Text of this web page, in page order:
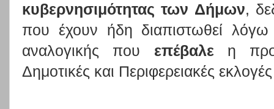
κυβερνησιμότητας των Δήμων,
που έχουν ήδη διαπιστωθεί
αναλογικής που επέβαλε η
Δημοτικές και Περιφερειακές